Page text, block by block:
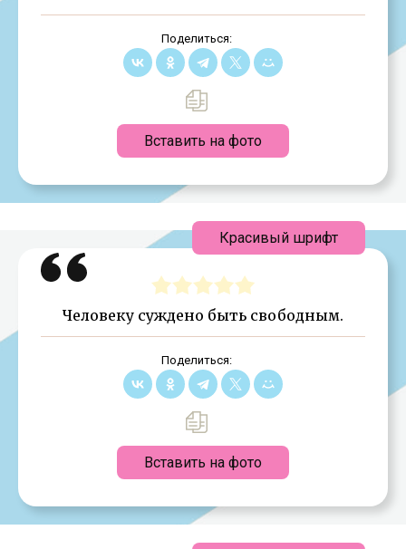
Поделиться:
Вставить на фото
Человеку суждено быть свободным.
Поделиться:
Вставить на фото
Красивый шрифт